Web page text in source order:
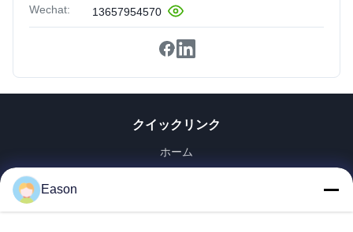
Wechat: 13657954570
クイックリンク
ホーム
Eason